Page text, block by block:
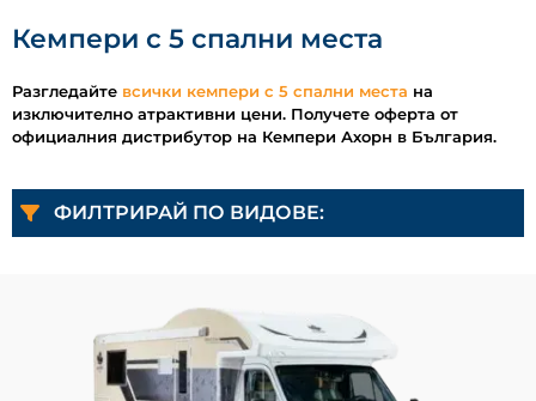
Кемпери с 5 спални места
Разгледайте всички кемпери с 5 спални места на
изключително атрактивни цени. Получете оферта от
официалния дистрибутор на Кемпери Ахорн в България.
ФИЛТРИРАЙ ПО ВИДОВЕ: